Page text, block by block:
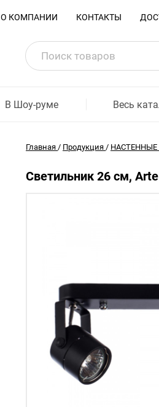
О КОМПАНИИ КОНТАКТЫ
В Шоу-руме Весь
Главная / Продукция / НАСТЕННЫЕ
Светильник 26 см,